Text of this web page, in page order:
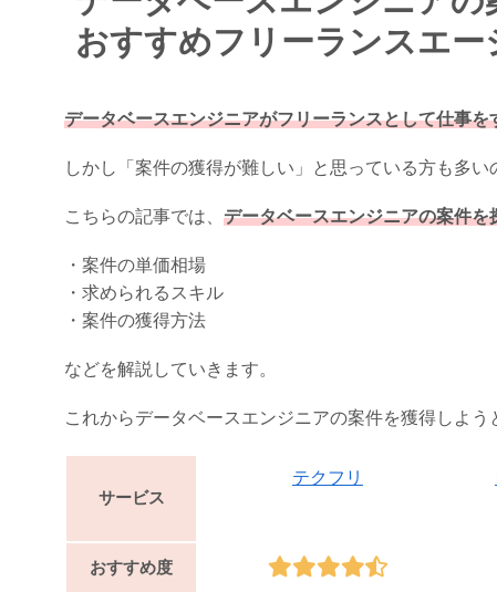
おすすめフリーランスエー
データベースエンジニアがフリーランスとして仕事を
しかし「案件の獲得が難しい」と思っている方も多い
こちらの記事では、 データベースエンジニアの案件を
・案件の単価相場
・求められるスキル
・案件の獲得方法
などを解説していきます。
これからデータベースエンジニアの案件を獲得しよ
サービス
テクフリ
おすすめ度